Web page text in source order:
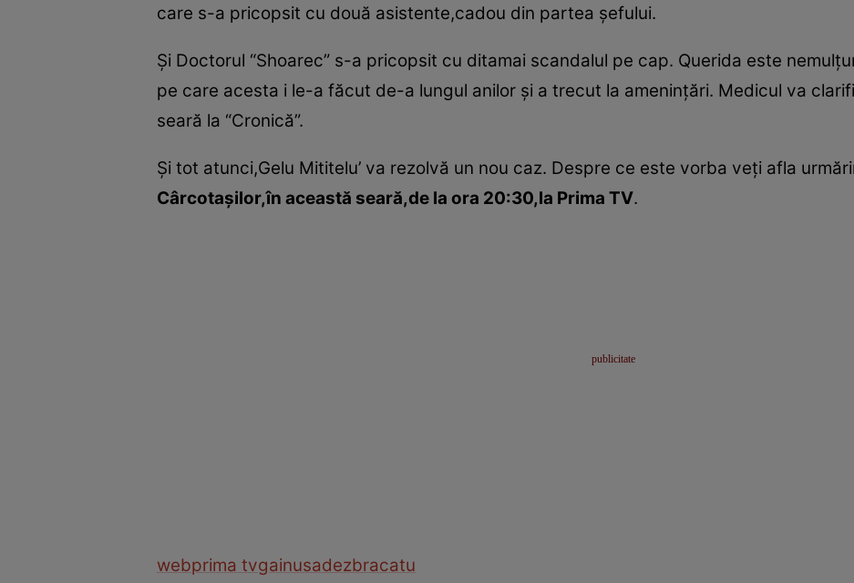
care s-a pricopsit cu două asistente,cadou din partea şefului.
Şi Doctorul “Shoarec” s-a pricopsit cu ditamai scandalul pe cap. Querida este
pe care acesta i le-a făcut de-a lungul anilor şi a trecut la ameninţări. Medicul va
seară la “Cronică”.
Şi tot atunci,Gelu Mititelu’ va rezolvă un nou caz. Despre ce este vorba veţi afla
Cârcotaşilor,în această seară,de la ora 20:30,la Prima TV.
webprima tvgainusadezbracatu